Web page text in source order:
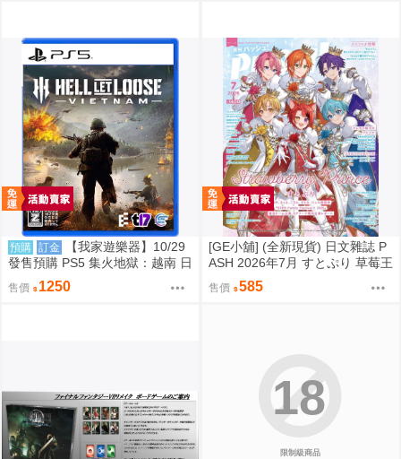
預購 訂金
【我家遊樂器】10/29
發售預購 PS5 集火地獄：越南 日
版
售價 1250
[GE小舖] (全新現貨) 日文雜誌 P
ASH 2026年7月 すとぷり 草莓王
子 魔法帽的工作室
售價 585
限制級商品
18